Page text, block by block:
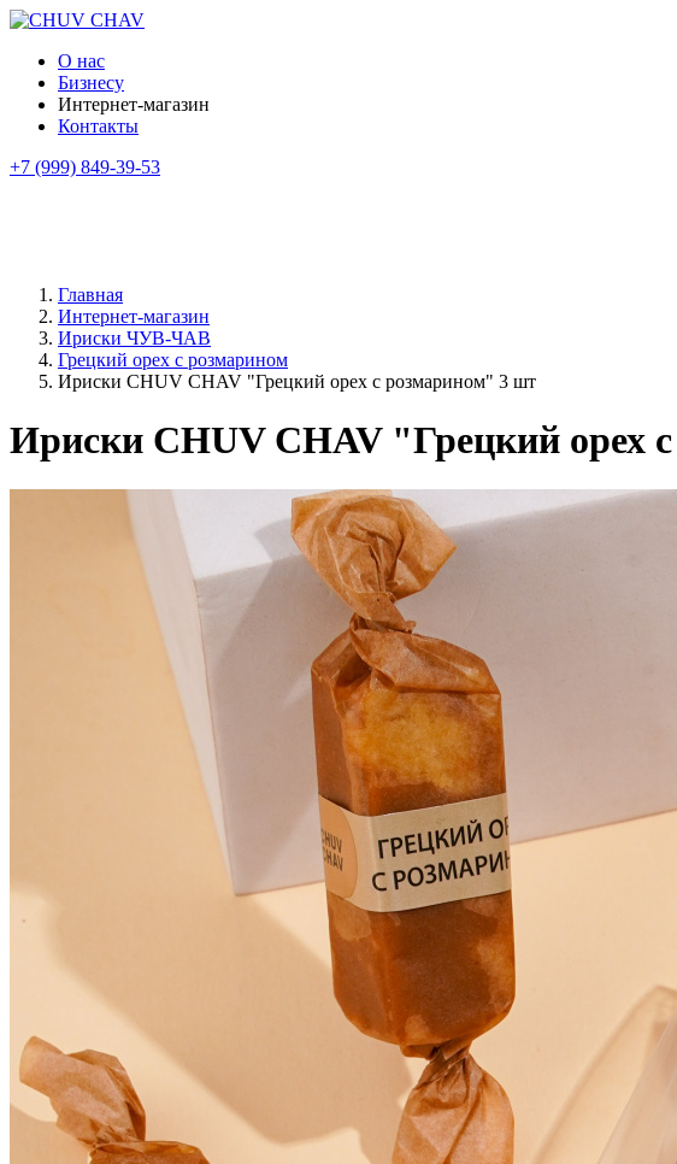
О нас
Бизнесу
Интернет-магазин
Контакты
+7 (999) 849-39-53
Главная
Интернет-магазин
Ириски ЧУВ-ЧАВ
Грецкий орех с розмарином
Ириски CHUV CHAV "Грецкий орех с розмарином" 3 шт
Ириски CHUV CHAV "Грецкий орех